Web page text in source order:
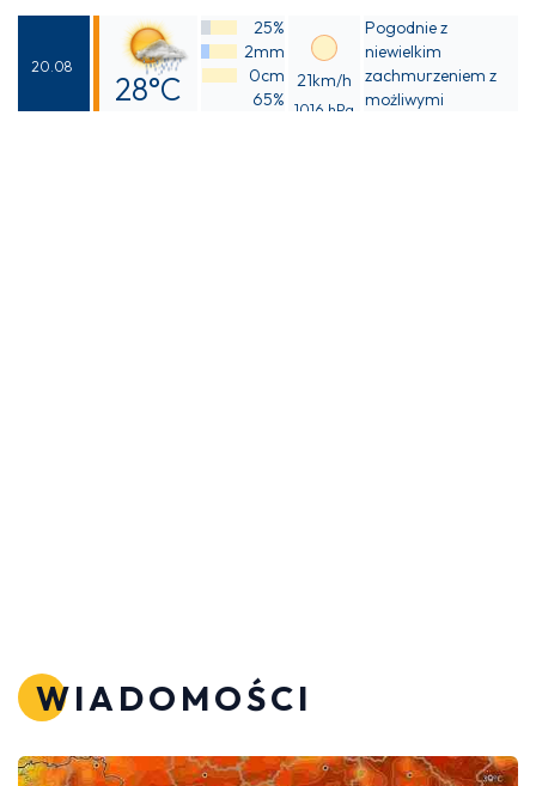
29°C
opadami deszczu
20.08
28°C
25%
2mm
0cm
65%
21km/h
1016 hPa
Pogodnie z
niewielkim
zachmurzeniem z
możliwymi
WIADOMOŚCI